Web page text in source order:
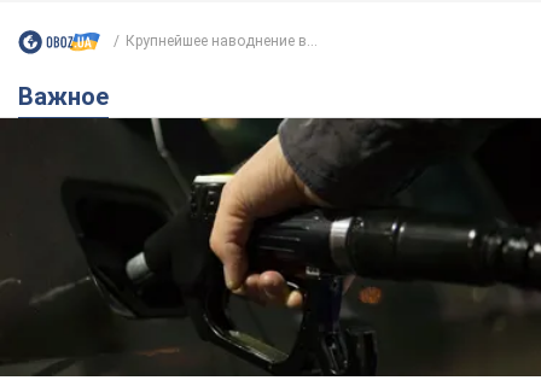
Крупнейшее наводнение в...
Важное